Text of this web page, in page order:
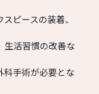
ピースの装着、
生活習慣の改善な
科手術が必要とな